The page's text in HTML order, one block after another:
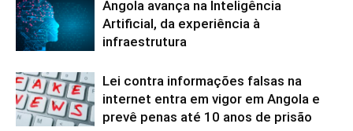
Angola avança na Inteligência
Artificial, da experiência à
infraestrutura
Lei contra informações falsas na
internet entra em vigor em Angola e
prevê penas até 10 anos de prisão